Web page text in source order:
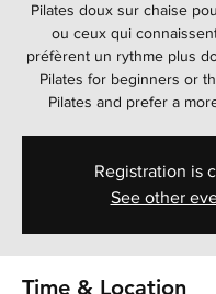
Pilates doux sur chaise
ou ceux qui
préfèrent un rythme plus
Pilates for beginners or
Pilates and prefer a
Registration is
See other
Time & Location